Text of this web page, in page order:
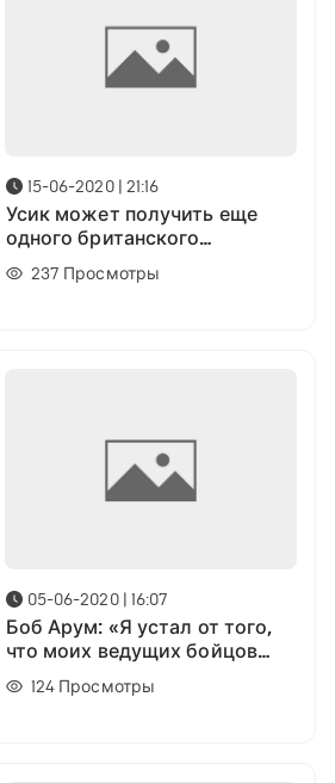
15-06-2020 | 21:16
Усик может получить еще
одного британского
соперника, но НЕ Джошуа
237 Просмотры
05-06-2020 | 16:07
Боб Арум: «Я устал от того,
что моих ведущих бойцов
заставляют проводить
бессмысленные бои»
124 Просмотры